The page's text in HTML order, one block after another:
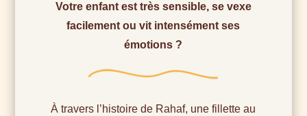
Votre enfant est très sensible, se vexe
facilement ou vit intensément ses
émotions ?
À travers l’histoire de Rahaf, une fillette au